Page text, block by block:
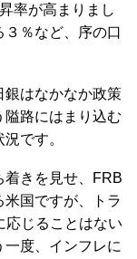
率が高まりまし
％など、序の口
銀はなかなか政策
路にはまり込む
です。
着きを見せ、FRB
国ですが、トラ
応じることはない
度、インフレに